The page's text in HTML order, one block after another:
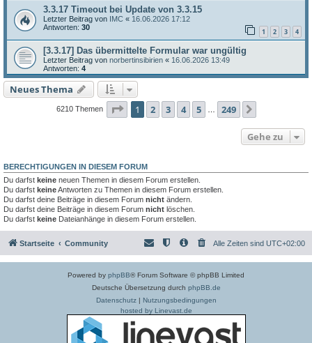
3.3.17 Timeout bei Update von 3.3.15
Letzter Beitrag von IMC « 16.06.2026 17:12
Antworten: 30 1 2 3 4
[3.3.17] Das übermittelte Formular war ungültig
Letzter Beitrag von norbertinsibirien « 16.06.2026 13:49
Antworten: 4
Neues Thema
6210 Themen Seite 1von 249
1 2 3 4 5 249
Gehe zu
BERECHTIGUNGEN IN DIESEM FORUM
Du darfst keine neuen Themen in diesem Forum erstellen.
Du darfst keineAntworten zu Themen in diesem Forum erstellen.
Du darfst deine Beiträge in diesem Forum nicht ändern.
Du darfst deine Beiträge in diesem Forum nicht löschen.
Du darfst keine Dateianhänge in diesem Forum erstellen.
Startseite Community Alle Zeiten sind UTC+02:00
Powered by phpBB® Forum Software © phpBB Limited
Deutsche Übersetzung durch phpBB.de
Datenschutz| Nutzungsbedingungen
hosted by Linevast.de